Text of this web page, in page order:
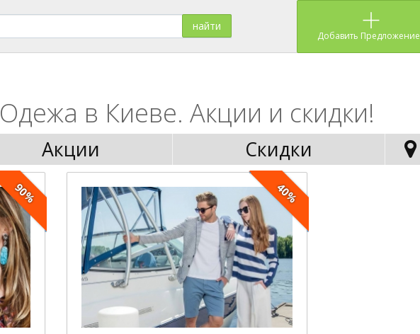
Добавить Предложение
Одежа в Киеве. Акции и скидки!
Акции Скидки
90% 40%